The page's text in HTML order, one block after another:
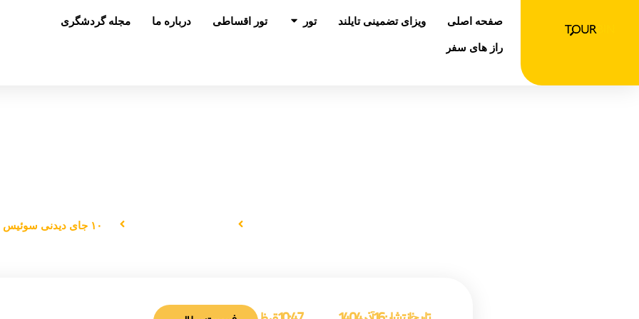
صفحه اصلی ویزای تضمینی تایلند تور باز کردن در تور
تور اقساطی درباره ما
مجله گردشگری
راز های سفر
۱۰ جای دیدنی سوئیس